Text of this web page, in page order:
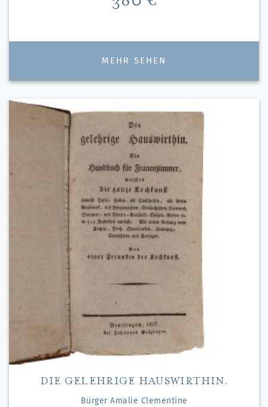
MEHR SEHEN
DIE GELEHRIGE HAUSWIRTHIN.
Bürger Amalie Clementine